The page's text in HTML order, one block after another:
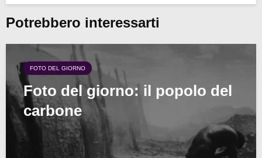
Potrebbero interessarti
FOTO DEL GIORNO
Foto del giorno: il popolo del
carbone